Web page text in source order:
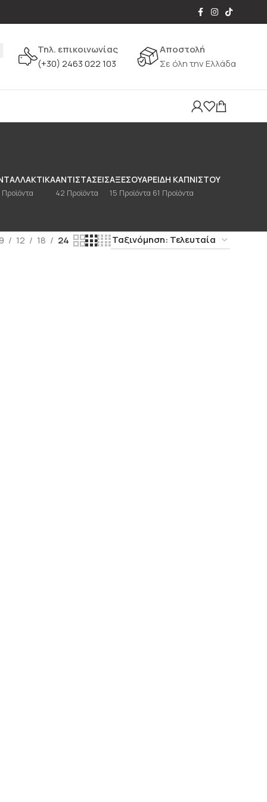
Τηλ. επικοινωνίας
(+30) 2463 022 103
Αποστολή
Σε όλη την Ελλάδα
Προϊόντα
ΑΝΤΙΣΤΆΣΕΙΣ
42 Προϊόντα
ΑΞΕΣΟΥΆΡ
15 Προϊόντα
ΕΊΔΗ ΚΑΠΝΙΣΤΟΎ
61 Προϊόντα
9 12 18 24